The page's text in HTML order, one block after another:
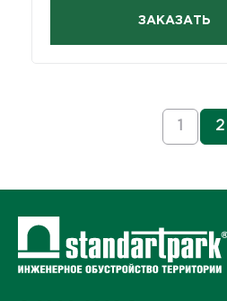
ЗАКАЗАТЬ
2